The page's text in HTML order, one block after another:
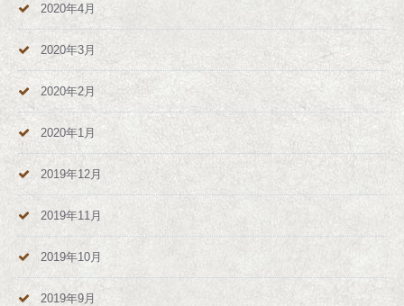
2020年4月
2020年3月
2020年2月
2020年1月
2019年12月
2019年11月
2019年10月
2019年9月